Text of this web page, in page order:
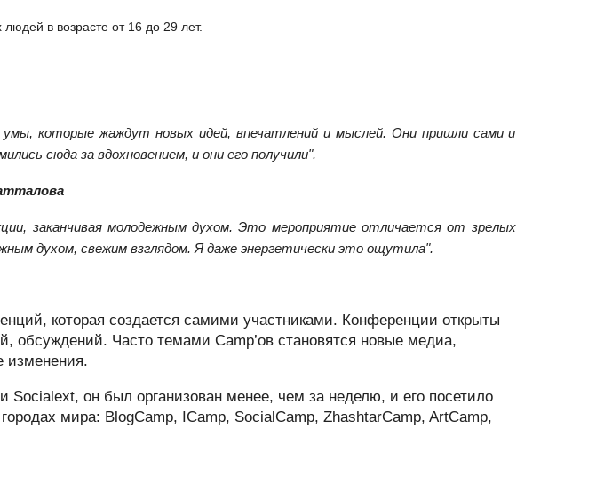
в возрасте от 16 до 29 лет.
которые жаждут новых идей, впечатлений и мыслей. Они пришли сами и
сюда за вдохновением, и они его получили".
заканчивая молодежным духом. Это мероприятие отличается от зрелых
духом, свежим взглядом. Я даже энергетически это ощутила".
которая создается самими участниками. Конференции открыты
обсуждений. Часто темами Camp’ов становятся новые медиа,
изменения.
он был организован менее, чем за неделю, и его посетило
мира: BlogCamp, ICamp, SocialCamp, ZhashtarCamp, ArtCamp,